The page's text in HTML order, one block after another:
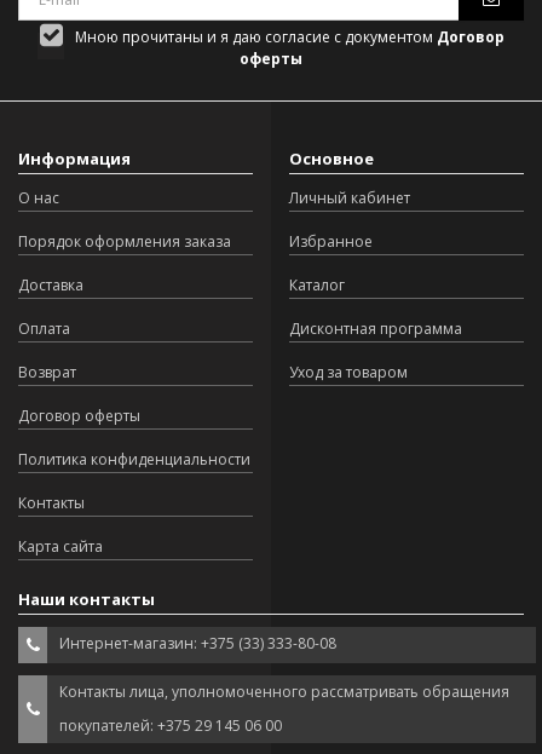
Мною прочитаны и я даю согласие с документом Договор
оферты
Информация
О нас
Порядок оформления заказа
Доставка
Оплата
Возврат
Договор оферты
Политика конфиденциальности
Контакты
Карта сайта
Основное
Личный кабинет
Избранное
Каталог
Дисконтная программа
Уход за товаром
Наши контакты
Интернет-магазин: +375 (33) 333-80-08
Контакты лица, уполномоченного рассматривать обращения
покупателей: +375 29 145 06 00